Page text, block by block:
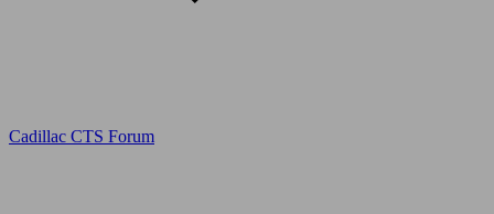
Cadillac CTS Forum